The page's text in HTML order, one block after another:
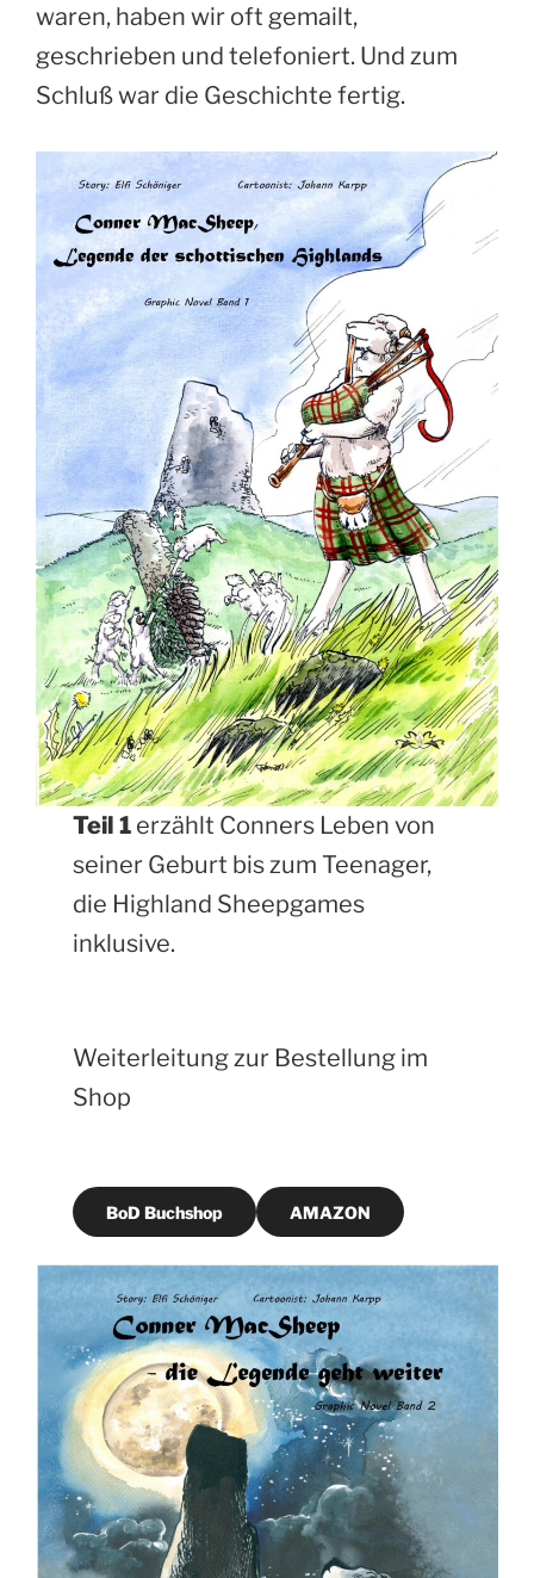
waren, haben wir oft gemailt,
geschrieben und telefoniert. Und zum
Schluß war die Geschichte fertig.
Teil 1 erzählt Conners Leben von
seiner Geburt bis zum Teenager,
die Highland Sheepgames
inklusive.
Weiterleitung zur Bestellung im
Shop
BoD Buchshop AMAZON